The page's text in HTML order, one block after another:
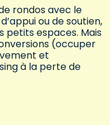
rondos avec le
ou de soutien,
petits espaces. Mais
(occuper
et
à la perte de